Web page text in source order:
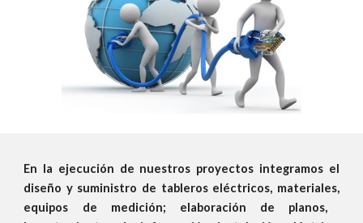
En la ejecución de nuestros proyectos integramos el
diseño y suministro de tableros eléctricos, materiales,
equipos de medición; elaboración de planos,